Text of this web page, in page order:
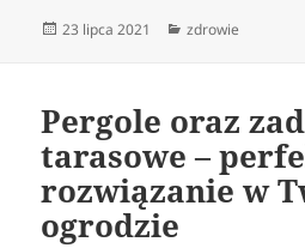
Data
23 lipca 2021 Kategorie
zdrowie
Pergole oraz
tarasowe –
rozwiązanie w
ogrodzie